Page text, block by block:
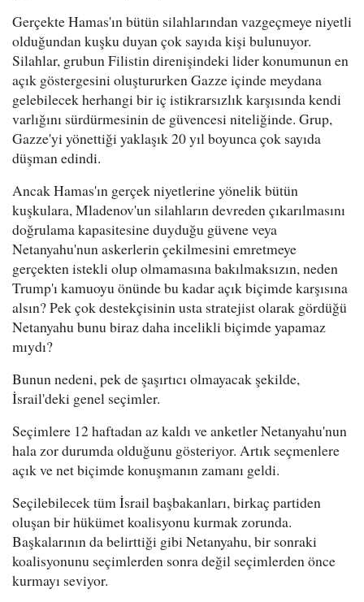
Gerçekte Hamas'ın bütün silahlarından vazgeçmeye niyetli
olduğundan kuşku duyan çok sayıda kişi bulunuyor.
Silahlar, grubun Filistin direnişindeki lider konumunun en
açık göstergesini oluştururken Gazze içinde meydana
gelebilecek herhangi bir iç istikrarsızlık karşısında kendi
varlığını sürdürmesinin de güvencesi niteliğinde. Grup,
Gazze'yi yönettiği yaklaşık 20 yıl boyunca çok sayıda
düşman edindi.
Ancak Hamas'ın gerçek niyetlerine yönelik bütün
kuşkulara, Mladenov'un silahların devreden çıkarılmasını
doğrulama kapasitesine duyduğu güvene veya
Netanyahu'nun askerlerin çekilmesini emretmeye
gerçekten istekli olup olmamasına bakılmaksızın, neden
Trump'ı kamuoyu önünde bu kadar açık biçimde karşısına
alsın? Pek çok destekçisinin usta stratejist olarak gördüğü
Netanyahu bunu biraz daha incelikli biçimde yapamaz
mıydı?
Bunun nedeni, pek de şaşırtıcı olmayacak şekilde,
İsrail'deki genel seçimler.
Seçimlere 12 haftadan az kaldı ve anketler Netanyahu'nun
hala zor durumda olduğunu gösteriyor. Artık seçmenlere
açık ve net biçimde konuşmanın zamanı geldi.
Seçilebilecek tüm İsrail başbakanları, birkaç partiden
oluşan bir hükümet koalisyonu kurmak zorunda.
Başkalarının da belirttiği gibi Netanyahu, bir sonraki
koalisyonunu seçimlerden sonra değil seçimlerden önce
kurmayı seviyor.